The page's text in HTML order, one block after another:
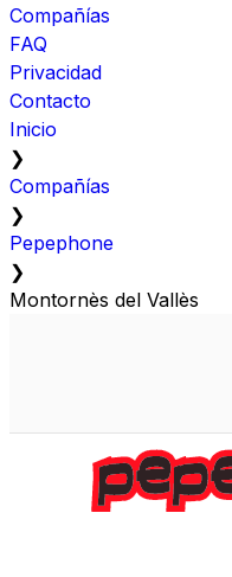
Compañías
FAQ
Privacidad
Contacto
Inicio
❯
Compañías
❯
Pepephone
❯
Montornès del Vallès